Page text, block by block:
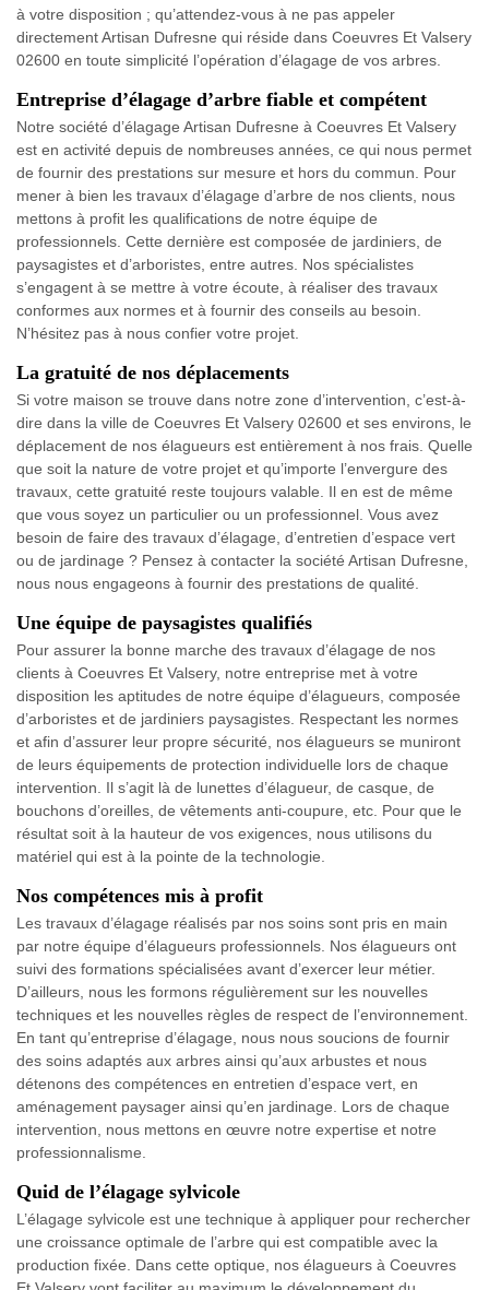
à votre disposition ; qu’attendez-vous à ne pas appeler
directement Artisan Dufresne qui réside dans Coeuvres Et Valsery
02600 en toute simplicité l’opération d’élagage de vos arbres.
Entreprise d’élagage d’arbre fiable et compétent
Notre société d’élagage Artisan Dufresne à Coeuvres Et Valsery
est en activité depuis de nombreuses années, ce qui nous permet
de fournir des prestations sur mesure et hors du commun. Pour
mener à bien les travaux d’élagage d’arbre de nos clients, nous
mettons à profit les qualifications de notre équipe de
professionnels. Cette dernière est composée de jardiniers, de
paysagistes et d’arboristes, entre autres. Nos spécialistes
s’engagent à se mettre à votre écoute, à réaliser des travaux
conformes aux normes et à fournir des conseils au besoin.
N’hésitez pas à nous confier votre projet.
La gratuité de nos déplacements
Si votre maison se trouve dans notre zone d’intervention, c’est-à-
dire dans la ville de Coeuvres Et Valsery 02600 et ses environs, le
déplacement de nos élagueurs est entièrement à nos frais. Quelle
que soit la nature de votre projet et qu’importe l’envergure des
travaux, cette gratuité reste toujours valable. Il en est de même
que vous soyez un particulier ou un professionnel. Vous avez
besoin de faire des travaux d’élagage, d’entretien d’espace vert
ou de jardinage ? Pensez à contacter la société Artisan Dufresne,
nous nous engageons à fournir des prestations de qualité.
Une équipe de paysagistes qualifiés
Pour assurer la bonne marche des travaux d’élagage de nos
clients à Coeuvres Et Valsery, notre entreprise met à votre
disposition les aptitudes de notre équipe d’élagueurs, composée
d’arboristes et de jardiniers paysagistes. Respectant les normes
et afin d’assurer leur propre sécurité, nos élagueurs se muniront
de leurs équipements de protection individuelle lors de chaque
intervention. Il s’agit là de lunettes d’élagueur, de casque, de
bouchons d’oreilles, de vêtements anti-coupure, etc. Pour que le
résultat soit à la hauteur de vos exigences, nous utilisons du
matériel qui est à la pointe de la technologie.
Nos compétences mis à profit
Les travaux d’élagage réalisés par nos soins sont pris en main
par notre équipe d’élagueurs professionnels. Nos élagueurs ont
suivi des formations spécialisées avant d’exercer leur métier.
D’ailleurs, nous les formons régulièrement sur les nouvelles
techniques et les nouvelles règles de respect de l’environnement.
En tant qu’entreprise d’élagage, nous nous soucions de fournir
des soins adaptés aux arbres ainsi qu’aux arbustes et nous
détenons des compétences en entretien d’espace vert, en
aménagement paysager ainsi qu’en jardinage. Lors de chaque
intervention, nous mettons en œuvre notre expertise et notre
professionnalisme.
Quid de l’élagage sylvicole
L’élagage sylvicole est une technique à appliquer pour rechercher
une croissance optimale de l’arbre qui est compatible avec la
production fixée. Dans cette optique, nos élagueurs à Coeuvres